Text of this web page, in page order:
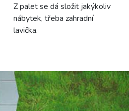
Z palet se dá složit jakýkoliv
nábytek, třeba zahradní
lavička.